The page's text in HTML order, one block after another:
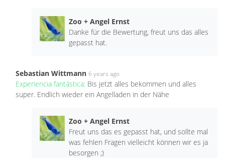
Zoo + Angel Ernst
Danke für die Bewertung, freut uns das alles
gepasst hat.
Sebastian Wittmann 6 years ago
Experiencia fantástica: Bis jetzt alles bekommen und alles
super. Endlich wieder ein Angelladen in der Nähe
Zoo + Angel Ernst
Freut uns das es gepasst hat, und sollte mal
was fehlen Fragen vielleicht können wir es ja
besorgen ;)